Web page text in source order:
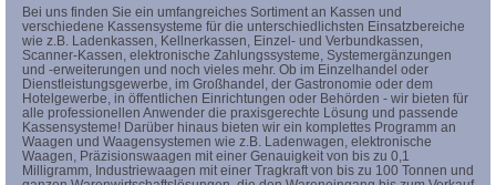
Bei uns finden Sie ein umfangreiches Sortiment an Kassen und
verschiedene Kassensysteme für die unterschiedlichsten Einsatzbereiche
wie z.B. Ladenkassen, Kellnerkassen, Einzel- und Verbundkassen,
Scanner-Kassen, elektronische Zahlungssysteme, Systemergänzungen
und -erweiterungen und noch vieles mehr. Ob im Einzelhandel oder
Dienstleistungsgewerbe, im Großhandel, der Gastronomie oder dem
Hotelgewerbe, in öffentlichen Einrichtungen oder Behörden - wir bieten für
alle professionellen Anwender die praxisgerechte Lösung und passende
Kassensysteme! Darüber hinaus bieten wir ein komplettes Programm an
Waagen und Waagensystemen wie z.B. Ladenwagen, elektronische
Waagen, Präzisionswaagen mit einer Genauigkeit von bis zu 0,1
Milligramm, Industriewaagen mit einer Tragkraft von bis zu 100 Tonnen und